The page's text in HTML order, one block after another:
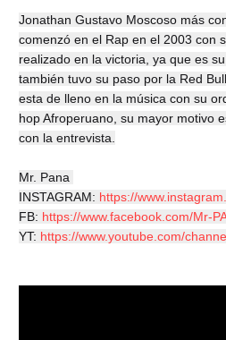
Jonathan Gustavo Moscoso más
comenzó en el Rap en el 2003 con
realizado en la victoria, ya que es
también tuvo su paso por la Red
esta de lleno en la música con su
hop Afroperuano, su mayor motivo
con la entrevista.
Mr. Pana
INSTAGRAM: https://
FB: https://www.facebook.com/Mr-
YT: https://www.youtube.com/